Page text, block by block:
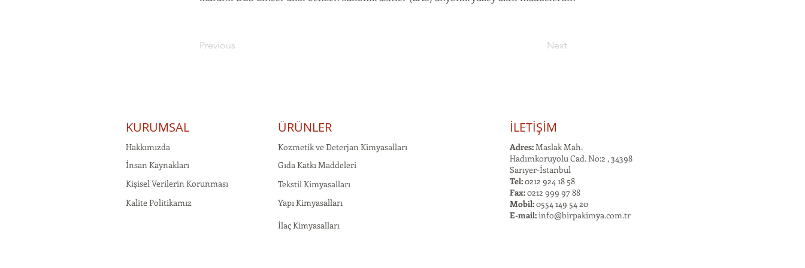
Previous Next
KURUMSAL
Hakkımızda
İnsan Kaynakları
Kişisel Verilerin Korunması
Kalite Politikamız
ÜRÜNLER
Kozmetik ve Deterjan Kimyasalları
Gıda Katkı Maddeleri
Tekstil Kimyasalları
Yapı Kimyasalları
İlaç Kimyasalları
İLETİŞİM
Adres:Maslak Mah.
Hadımkoruyolu Cad. No:2 , 34398
Sarıyer-İstanbul
Tel:0212 924 18 58
Fax:0212 999 97 88
Mobil:0554 149 54 20
E-mail:info@birpakimya.com.tr